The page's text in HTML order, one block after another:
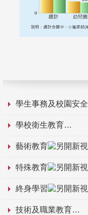
學生事務及校園安全
學校衛生教育
藝術教育
特殊教育
終身學習
技術及職業教育